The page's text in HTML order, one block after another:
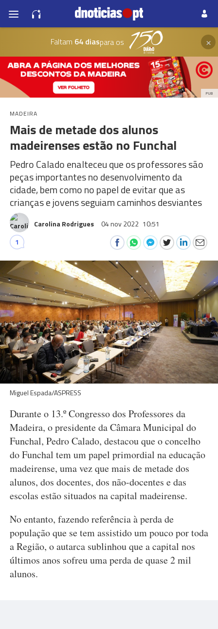
Faltam 64 diaspara os ×
PUB
MADEIRA
Mais de metade dos alunos
madeirenses estão no Funchal
Pedro Calado enalteceu que os professores são
peças importantes no desenvolvimento da
cidade, bem como no papel de evitar que as
crianças e jovens seguiam caminhos desviantes
Carolina Rodrigues 04 nov 2022 10:51
1
Miguel Espada/ASPRESS
Durante o 13.º Congresso dos Professores da
Madeira, o presidente da Câmara Municipal do
Funchal, Pedro Calado, destacou que o concelho
do Funchal tem um papel primordial na educação
madeirense, uma vez que mais de metade dos
alunos, dos docentes, dos não-docentes e das
escolas estão situados na capital madeirense.
No entanto, fazendo referência à perda de
população que se tem assistido um pouco por toda
a Região, o autarca sublinhou que a capital nos
últimos anos sofreu uma perda de quase 2 mil
alunos.